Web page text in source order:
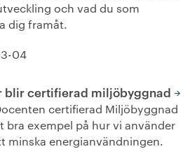
och vad du som
dig framåt.
04
blir certifierad miljöbyggnad
certifierad Miljöbyggnad
bra exempel på hur vi använder
minska energianvändningen.